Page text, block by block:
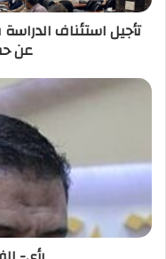
ر
تأجيل استئناف
عن